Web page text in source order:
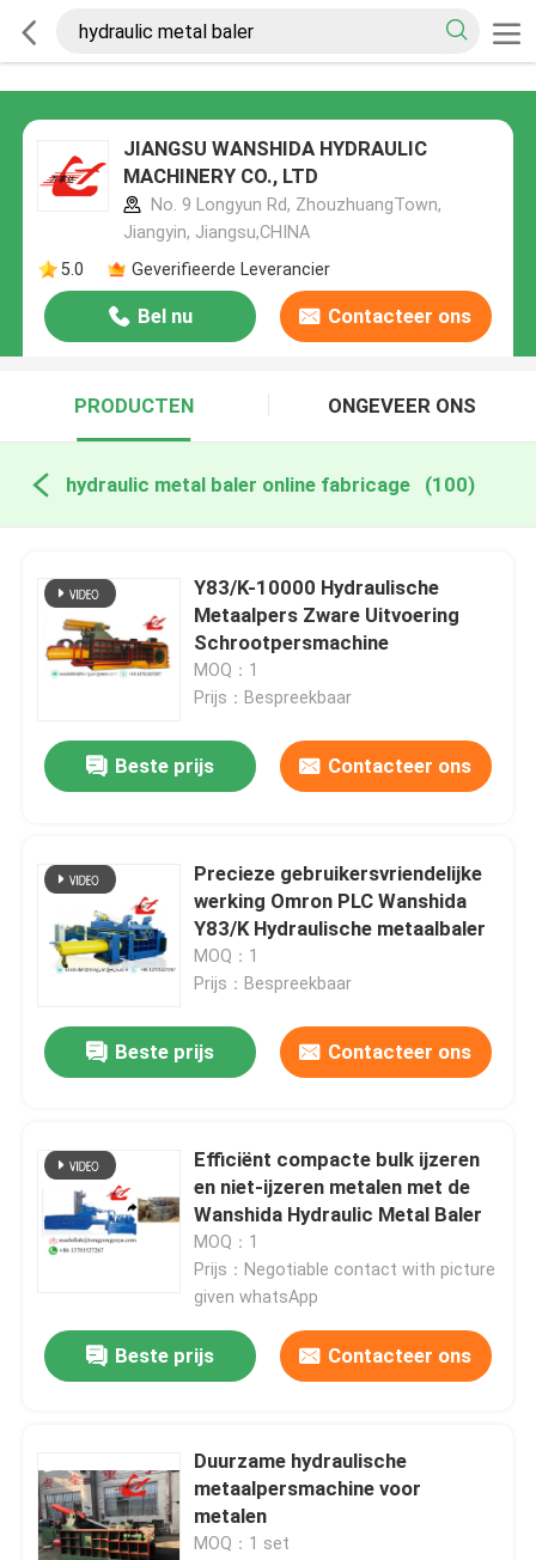
JIANGSU WANSHIDA HYDRAULIC
MACHINERY CO., LTD
No. 9 Longyun Rd, ZhouzhuangTown,
Jiangyin, Jiangsu,CHINA
5.0
Geverifieerde Leverancier
Bel nu Contacteer ons
PRODUCTEN ONGEVEER ONS
hydraulic metal baler online fabricage (100)
Y83/K-10000 Hydraulische
Metaalpers Zware Uitvoering
Schrootpersmachine
MOQ：1
Prijs：Bespreekbaar
Beste prijs Contacteer ons
Precieze gebruikersvriendelijke
werking Omron PLC Wanshida
Y83/K Hydraulische metaalbaler
MOQ：1
Prijs：Bespreekbaar
Beste prijs Contacteer ons
Efficiënt compacte bulk ijzeren
en niet-ijzeren metalen met de
Wanshida Hydraulic Metal Baler
MOQ：1
Prijs：Negotiable contact with picture
given whatsApp
Beste prijs Contacteer ons
Duurzame hydraulische
metaalpersmachine voor
metalen
MOQ：1 set